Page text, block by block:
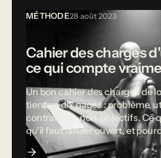
MÉTHODE28 août 2023
Cahier des charges
ce qui compte
Un bon cahier des charges de
tient en dix pages : problème,
contraintes, non-objectifs. Ce
qu'il faut laisser ouvert, et